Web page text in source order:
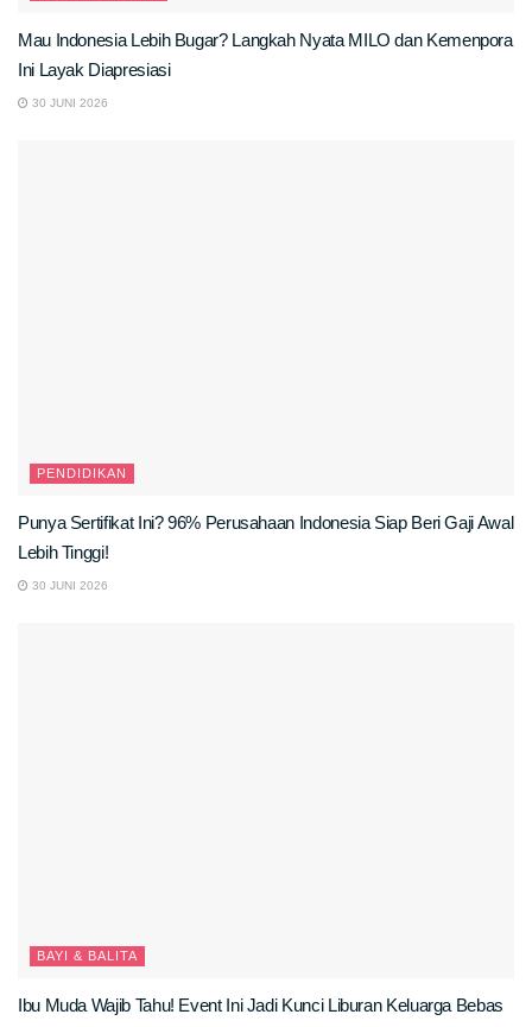
Mau Indonesia Lebih Bugar? Langkah Nyata MILO dan Kemenpora
Ini Layak Diapresiasi
30 JUNI 2026
PENDIDIKAN
Punya Sertifikat Ini? 96% Perusahaan Indonesia Siap Beri Gaji Awal
Lebih Tinggi!
30 JUNI 2026
BAYI & BALITA
Ibu Muda Wajib Tahu! Event Ini Jadi Kunci Liburan Keluarga Bebas